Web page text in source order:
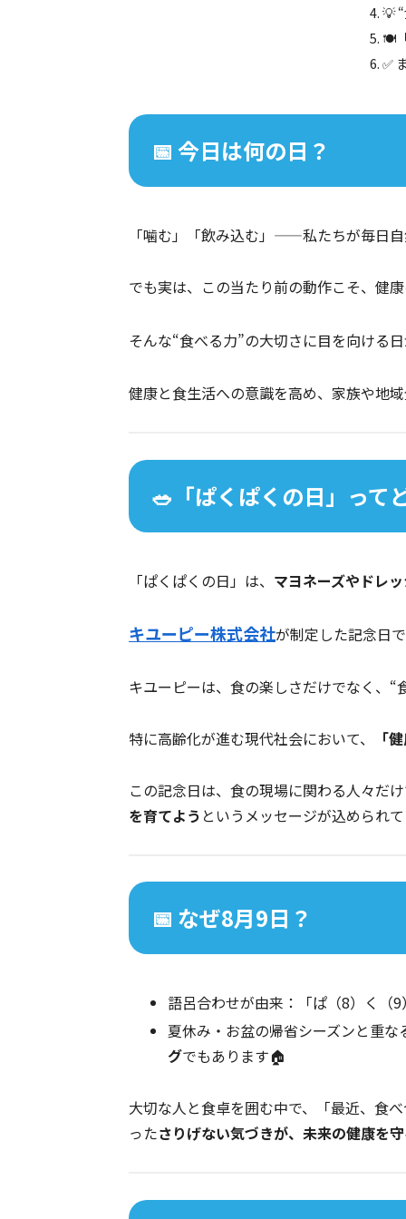
💡
🍽️
✅
📅 今日は何の日？
「噛む」「飲み込む」——私たちが毎日
でも実は、この当たり前の動作こそ、健
そんな“食べる力”の大切さに目を向ける
健康と食生活への意識を高め、家族や地
🥗「ぱくぱくの日」って
「ぱくぱくの日」は、 マヨネーズやドレ
キユーピー株式会社が制定した記念日
キユーピーは、食の楽しさだけでなく、“
特に高齢化が進む現代社会において、 「
この記念日は、食の現場に関わる人々だ
を育てよう というメッセージが込められ
📅 なぜ8月9日？
語呂合わせが由来：「ぱ（8）く（
夏休み・お盆の帰省シーズンと重な
グでもあります🏠
大切な人と食卓を囲む中で、「最近、食
ったさりげない気づきが、未来の健康を